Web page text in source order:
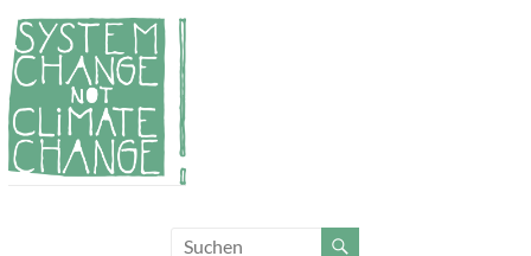
Zum
Inhalt
springen